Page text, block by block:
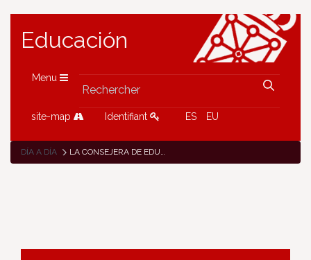
Educación
Menu
site-map Identifiant ES EU
DÍA A DÍA LA CONSEJERA DE EDUCACIÓN VISITA LOS CENTROS DE CINTRUÉNIGO Y RIBAFORADA